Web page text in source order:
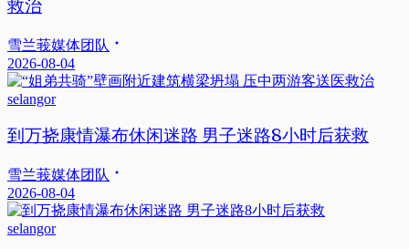
救治
雪兰莪媒体团队
2026-08-04
selangor
到万挠康情瀑布休闲迷路 男子迷路8小时后获救
雪兰莪媒体团队
2026-08-04
selangor